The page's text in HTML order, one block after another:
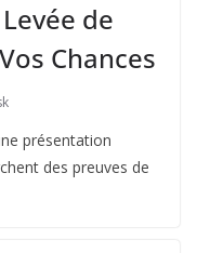
de
Chances
présentation
des preuves de